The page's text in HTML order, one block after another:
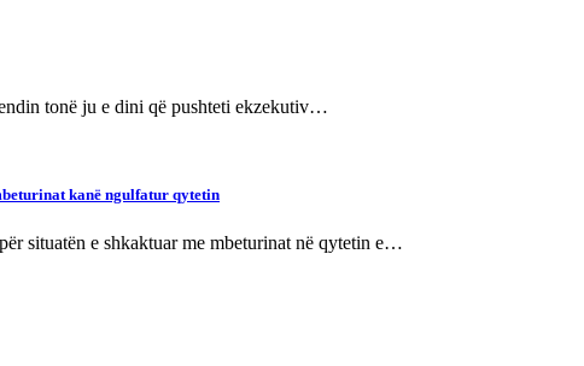
tonë ju e dini që pushteti ekzekutiv…
kanë ngulfatur qytetin
situatën e shkaktuar me mbeturinat në qytetin e…